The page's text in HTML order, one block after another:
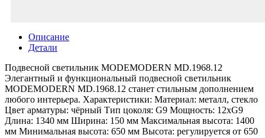
Описание
Детали
Подвесной светильник MODEMODERN MD.1968.12
Элегантный и функциональный подвесной светильник
MODEMODERN MD.1968.12 станет стильным дополнением
любого интерьера. Характеристики: Материал: металл, стекло
Цвет арматуры: чёрный Тип цоколя: G9 Мощность: 12xG9
Длина: 1340 мм Ширина: 150 мм Максимальная высота: 1400
мм Минимальная высота: 650 мм Высота: регулируется от 650